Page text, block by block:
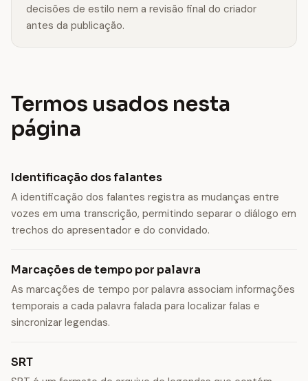
decisões de estilo nem a revisão final do criador
antes da publicação.
Termos usados nesta
página
Identificação dos falantes
A identificação dos falantes registra as mudanças entre
vozes em uma transcrição, permitindo separar o diálogo em
trechos do apresentador e do convidado.
Marcações de tempo por palavra
As marcações de tempo por palavra associam informações
temporais a cada palavra falada para localizar falas e
sincronizar legendas.
SRT